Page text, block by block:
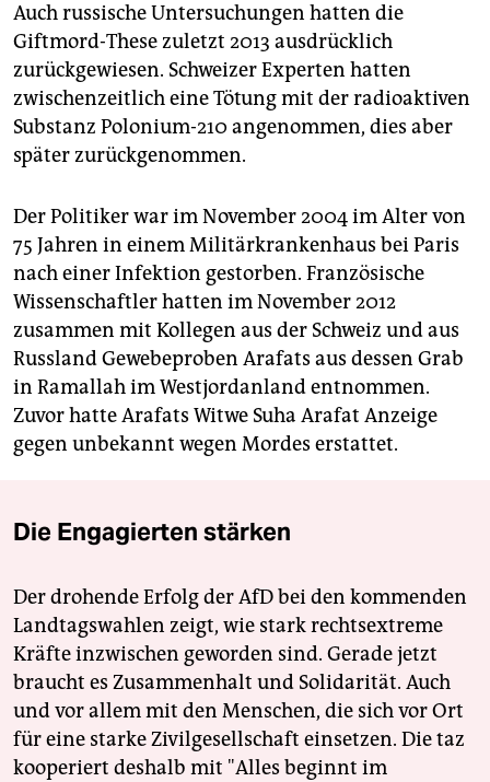
Auch russische Untersuchungen hatten die
Giftmord-These zuletzt 2013 ausdrücklich
zurückgewiesen. Schweizer Experten hatten
zwischenzeitlich eine Tötung mit der radioaktiven
Substanz Polonium-210 angenommen, dies aber
später zurückgenommen.
Der Politiker war im November 2004 im Alter von
75 Jahren in einem Militärkrankenhaus bei Paris
nach einer Infektion gestorben. Französische
Wissenschaftler hatten im November 2012
zusammen mit Kollegen aus der Schweiz und aus
Russland Gewebeproben Arafats aus dessen Grab
in Ramallah im Westjordanland entnommen.
Zuvor hatte Arafats Witwe Suha Arafat Anzeige
gegen unbekannt wegen Mordes erstattet.
Die Engagierten stärken
Der drohende Erfolg der AfD bei den kommenden
Landtagswahlen zeigt, wie stark rechtsextreme
Kräfte inzwischen geworden sind. Gerade jetzt
braucht es Zusammenhalt und Solidarität. Auch
und vor allem mit den Menschen, die sich vor Ort
für eine starke Zivilgesellschaft einsetzen. Die taz
kooperiert deshalb mit "Alles beginnt im